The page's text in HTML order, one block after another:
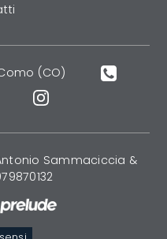
(CO)
Sammaciccia &